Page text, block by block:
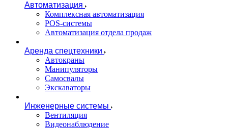
Автоматизация
Комплексная автоматизация
POS-системы
Автоматизация отдела продаж
Аренда спецтехники
Автокраны
Манипуляторы
Самосвалы
Экскаваторы
Инженерные системы
Вентиляция
Видеонаблюдение